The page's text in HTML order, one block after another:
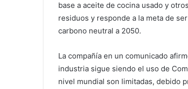
base a aceite de cocina usado y otros
residuos y responde a la meta de ser
carbono neutral a 2050.
La compañía en un comunicado
industria sigue siendo el uso de
nivel mundial son limitadas, debido